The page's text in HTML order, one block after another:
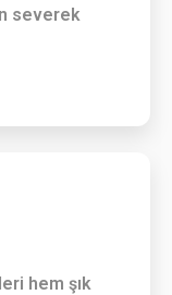
severek
hem şık